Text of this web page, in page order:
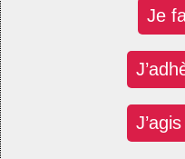
Je